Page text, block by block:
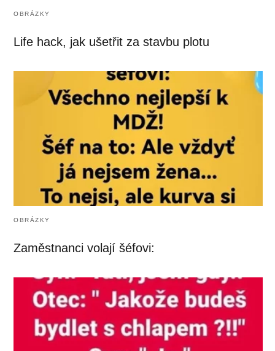
OBRÁZKY
Life hack, jak ušetřit za stavbu plotu
OBRÁZKY
Zaměstnanci volají šéfovi: